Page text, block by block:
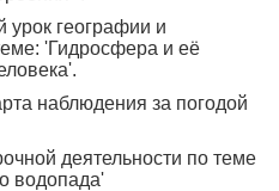
урок географии и
'Гидросфера и её
наблюдения за погодой
деятельности по теме
водопада'